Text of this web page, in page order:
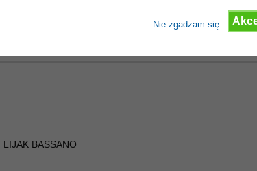
Nie zgadzam się
LIJAK BASSANO